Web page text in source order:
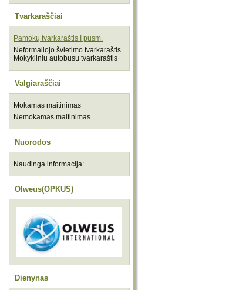
Tvarkaraščiai
Pamokų tvarkaraštis I pusm.
Neformaliojo švietimo tvarkaraštis
Mokyklinių autobusų tvarkaraštis
Valgiaraščiai
Mokamas maitinimas
Nemokamas maitinimas
Nuorodos
Naudinga informacija:
Olweus(OPKUS)
Dienynas